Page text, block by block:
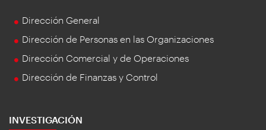
Dirección General
Dirección de Personas en las Organizaciones
Dirección Comercial y de Operaciones
Dirección de Finanzas y Control
INVESTIGACIÓN